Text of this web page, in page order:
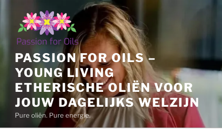
inhoud
PASSION FOR OILS –
YOUNG LIVING
ETHERISCHE OLIËN VOOR
JOUW DAGELIJKS WELZIJN
Pure oliën. Pure energie.